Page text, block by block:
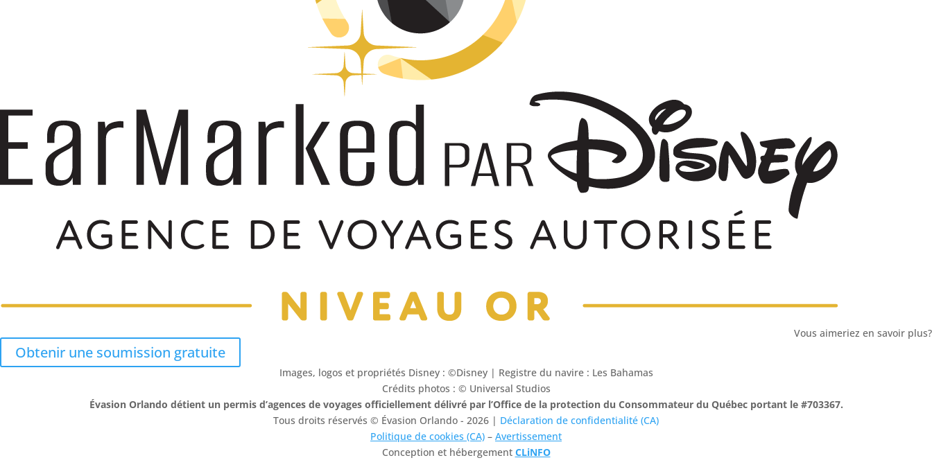
Vous aimeriez en savoir plus?
Obtenir une soumission gratuite
Images, logos et propriétés Disney : ©Disney | Registre du navire : Les Bahamas
Crédits photos : © Universal Studios
Évasion Orlando détient un permis d’agences de voyages officiellement délivré par l’Office de la protection du Consommateur du Québec portant le #703367.
Tous droits réservés © Évasion Orlando - 2026 | Déclaration de confidentialité (CA)
Politique de cookies (CA) – Avertissement
Conception et hébergement CLiNFO